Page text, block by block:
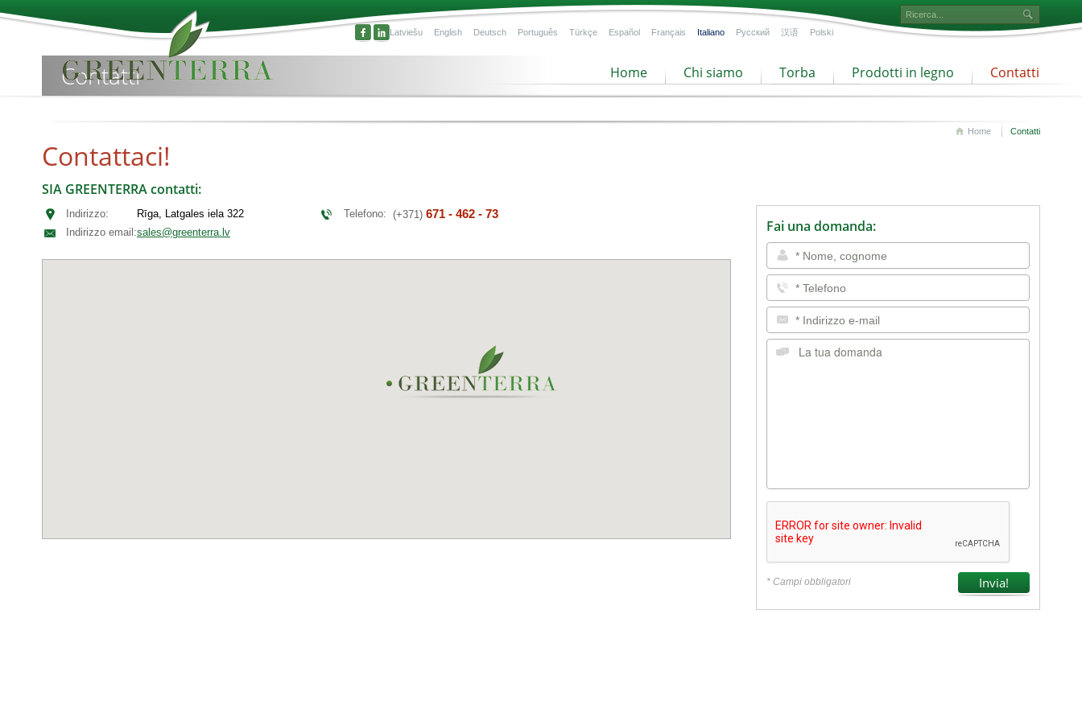
Latviešu English Deutsch Português Türkçe Español Français Italiano Русский 汉语 Polski
Home Chi siamo Torba Prodotti in legno Contatti
Contatti
Home Contatti
Contattaci!
SIA GREENTERRA contatti:
Indirizzo:
Rīga, Latgales iela 322
Indirizzo email:sales@greenterra.lv
Telefono: (+371) 671 - 462 - 73
Fai una domanda:
* Campi obbligatori